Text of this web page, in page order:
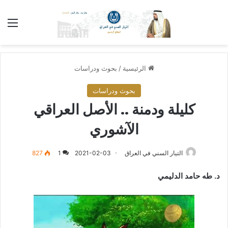
الرئيسية / بحوث ودراسات
بحوث ودراسات
كليلة ودمنة .. الأصل العراقي
الآشوري
التيار السني في العراق 2021-02-03
1
827
د. طه حامد الدليمي